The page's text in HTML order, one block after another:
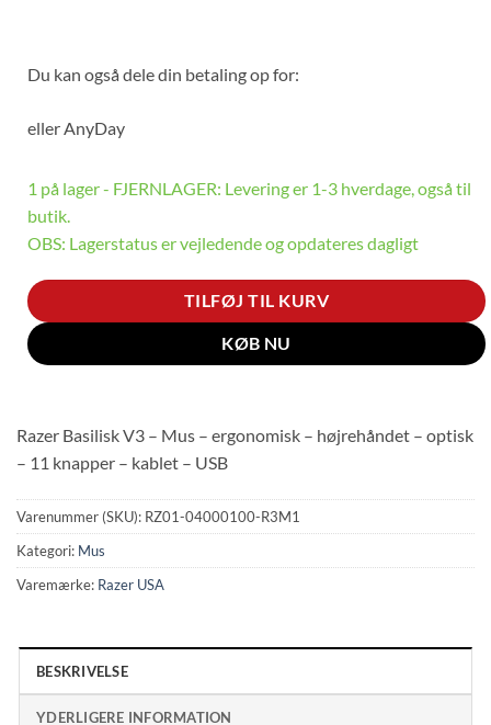
Du kan også dele din betaling op for:
ellerAnyDay
1 på lager - FJERNLAGER: Levering er 1-3 hverdage, også til
butik.
OBS: Lagerstatus er vejledende og opdateres dagligt
TILFØJ TIL KURV
KØB NU
Razer Basilisk V3 – Mus – ergonomisk – højrehåndet – optisk
– 11 knapper – kablet – USB
Varenummer (SKU): RZ01-04000100-R3M1
Kategori: Mus
Varemærke: Razer USA
BESKRIVELSE
YDERLIGERE INFORMATION